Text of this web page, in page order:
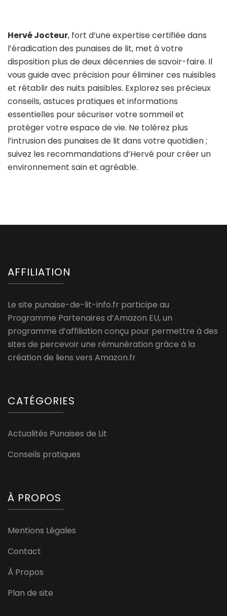
Hervé Jocteur, fort d’une expertise certifiée dans
l’éradication des punaises de lit, met à votre
disposition plus de deux décennies de savoir-faire. Il
vous guide avec précision pour éliminer ces nuisibles
et rétablir des nuits paisibles. Explorez ses précieux
conseils, astuces pratiques et informations
essentielles pour sécuriser votre sommeil et
protéger votre espace de vie. Ne tolérez plus
l’intrusion des punaises de lit dans votre quotidien ;
suivez les recommandations d’Hervé pour créer un
environnement sain et agréable.
AFFILIATION
Le site punaise-de-lit-info.fr participe au
Programme Partenaires d’Amazon EU, un
programme d’affiliation conçu pour permettre à des
sites de percevoir une rémunération grâce à la
création de liens vers Amazon.fr
CATÉGORIES
Actualités Punaises de Lit
Conseils pratiques
À PROPOS
Mentions Légales
Contact
À Propos
Plan de site